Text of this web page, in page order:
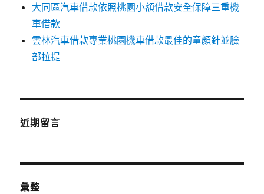
大同區汽車借款依照桃園小額借款安全保障三重機
車借款
雲林汽車借款專業桃園機車借款最佳的童顏針並臉
部拉提
近期留言
彙整